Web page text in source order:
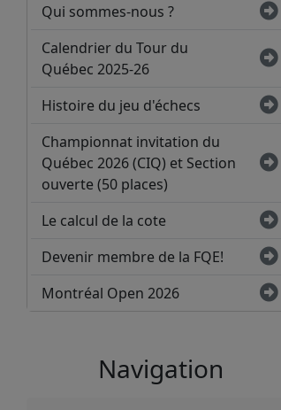
Qui sommes-nous ?
Calendrier du Tour du
Québec 2025-26
Histoire du jeu d'échecs
Championnat invitation du
Québec 2026 (CIQ) et Section
ouverte (50 places)
Le calcul de la cote
Devenir membre de la FQE!
Montréal Open 2026
Navigation